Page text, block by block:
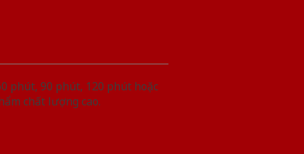
phút, 90 phút, 120 phút hoặc
chất lượng cao.